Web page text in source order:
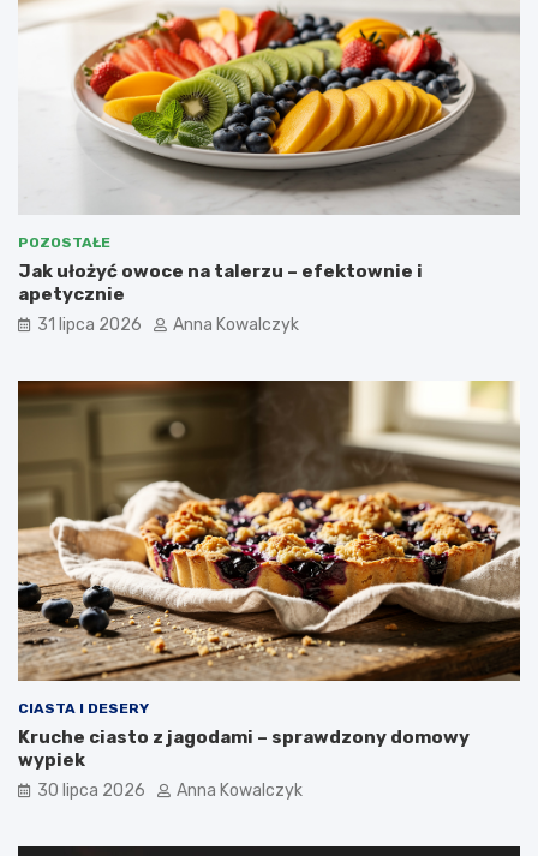
POZOSTAŁE
Jak ułożyć owoce na talerzu – efektownie i
apetycznie
31 lipca 2026 Anna Kowalczyk
CIASTA I DESERY
Kruche ciasto z jagodami – sprawdzony domowy
wypiek
30 lipca 2026 Anna Kowalczyk